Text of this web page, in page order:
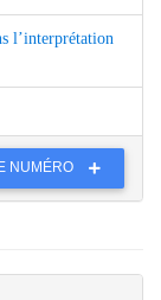
l’interprétation
NUMÉRO